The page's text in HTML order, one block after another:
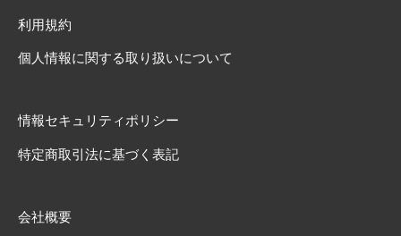
利用規約
個人情報に関する取り扱いについて
情報セキュリティポリシー
特定商取引法に基づく表記
会社概要